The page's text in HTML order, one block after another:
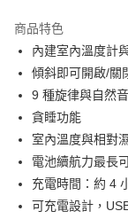
合作金庫商業銀行
華南商業銀行
上海商業儲蓄銀行
國泰世華商業銀行
臺灣中小企業銀行
匯豐（台灣）商業
聯邦商業銀行
元大商業銀行
玉山商業銀行
台新國際商業銀行
6 期 0 利率 每期
華南商業銀行
上海商業儲蓄銀行
國泰世華商業銀行
臺灣中小企業銀行
匯豐（台灣）商業
聯邦商業銀行
元大商業銀行
玉山商業銀行
LINE Pay
Apple Pay
ATM付款
運送方式
付款後全家取貨
商品特色
內建室內溫度計
傾斜即可開啟/關
9 種旋律與自然
貪睡功能
室內溫度與相對
電池續航力最長
充電時間：約 4
可充電設計，